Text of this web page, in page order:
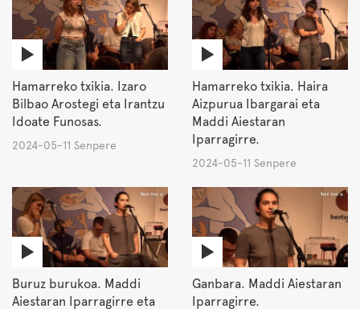
Hamarreko txikia. Izaro
Bilbao Arostegi eta Irantzu
Idoate Funosas.
2024-05-11 Senpere
Hamarreko txikia. Haira
Aizpurua Ibargarai eta
Maddi Aiestaran
Iparragirre.
2024-05-11 Senpere
Buruz burukoa. Maddi
Aiestaran Iparragirre eta
Ganbara. Maddi Aiestaran
Iparragirre.